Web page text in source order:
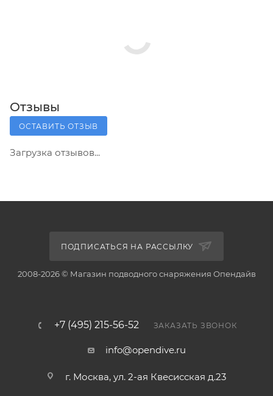
Отзывы
ОСТАВИТЬ ОТЗЫВ
Загрузка отзывов...
ПОДПИСАТЬСЯ НА РАССЫЛКУ
2008-2026 © Магазин подводного снаряжения Опендайв
+7 (495) 215-56-52 ЗАКАЗАТЬ ЗВОНОК
info@opendive.ru
г. Москва, ул. 2-ая Квесисская д.23